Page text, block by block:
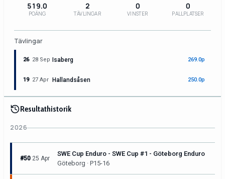
519.0
POÄNG
2
TÄVLINGAR
0
VINSTER
0
PALLPLATSER
Tävlingar
26 28 Sep Isaberg 269.0p
19 27 Apr Hallandsåsen 250.0p
Resultathistorik
2026
#50 25 Apr
SWE Cup Enduro - SWE Cup #1 - Göteborg Enduro
Göteborg · P15-16